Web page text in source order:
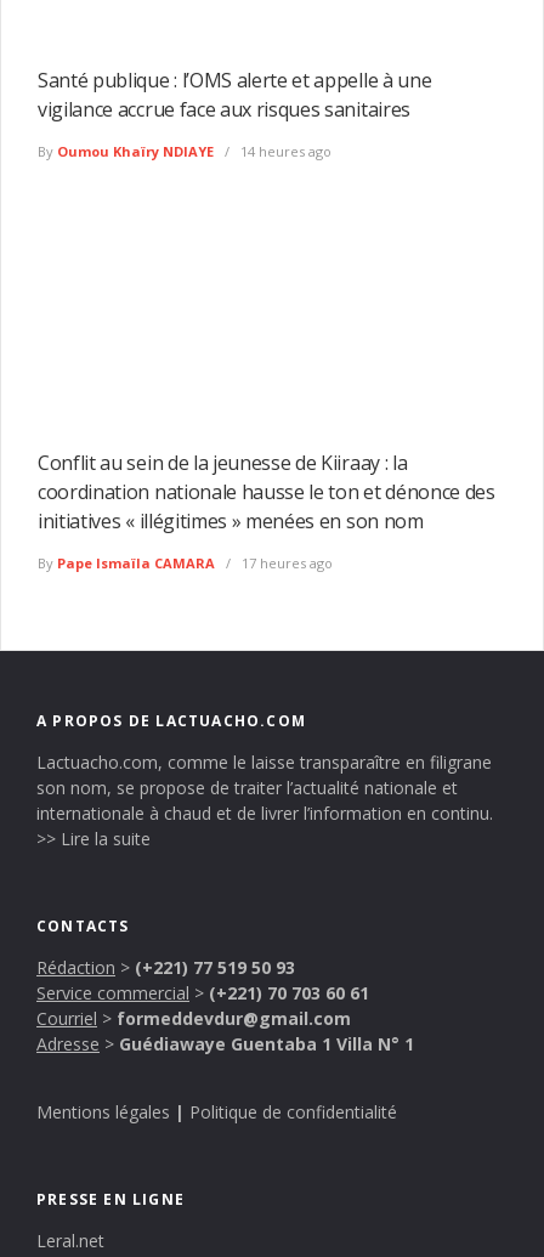
Santé publique : l’OMS alerte et appelle à une
vigilance accrue face aux risques sanitaires
By Oumou Khaïry NDIAYE 14 heures ago
Conflit au sein de la jeunesse de Kiiraay : la
coordination nationale hausse le ton et dénonce des
initiatives « illégitimes » menées en son nom
By Pape Ismaïla CAMARA 17 heures ago
A PROPOS DE LACTUACHO.COM
Lactuacho.com, comme le laisse transparaître en filigrane
son nom, se propose de traiter l’actualité nationale et
internationale à chaud et de livrer l’information en continu.
>> Lire la suite
CONTACTS
Rédaction > (+221) 77 519 50 93
Service commercial > (+221) 70 703 60 61
Courriel > formeddevdur@gmail.com
Adresse > Guédiawaye Guentaba 1 Villa N° 1
Mentions légales | Politique de confidentialité
PRESSE EN LIGNE
Leral.net